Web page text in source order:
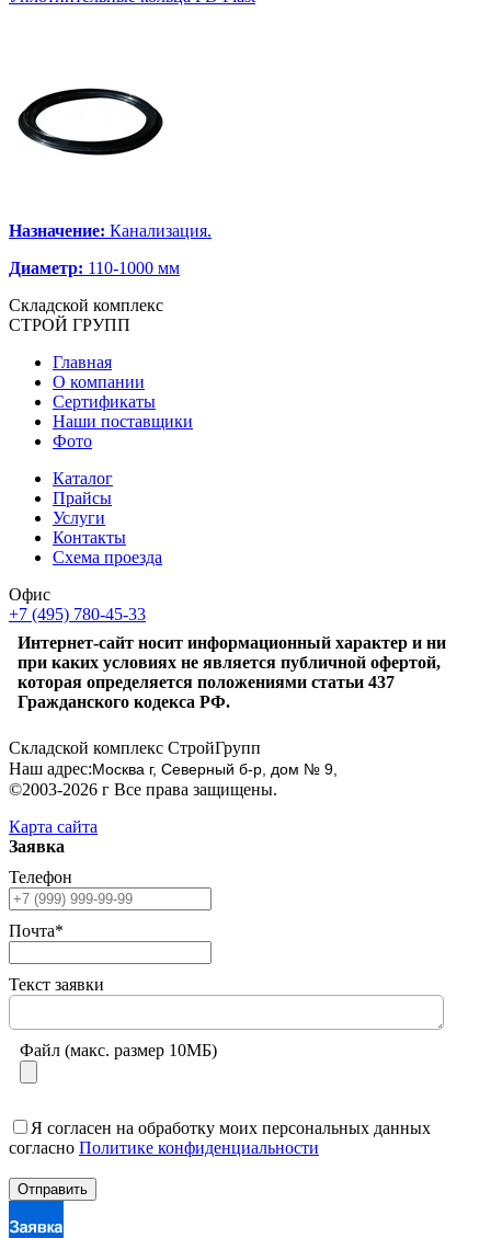
Назначение: Канализация.
Диаметр: 110-1000 мм
Складской комплекс
СТРОЙ ГРУПП
Главная
О компании
Сертификаты
Наши поставщики
Фото
Каталог
Прайсы
Услуги
Контакты
Схема проезда
Офис
+7 (495) 780-45-33
Интернет-сайт носит информационный характер и ни
при каких условиях не является публичной офертой,
которая определяется положениями статьи 437
Гражданского кодекса РФ.
Складской комплекс СтройГрупп
Наш адрес:Москва г, Северный б-р, дом № 9,
©2003-2026 г Все права защищены.
Карта сайта
Заявка
Телефон
Почта*
Текст заявки
Файл (макс. размер 10МБ)
Я согласен на обработку моих персональных данных
согласно Политике конфиденциальности